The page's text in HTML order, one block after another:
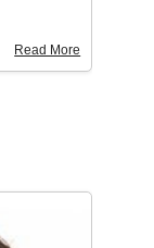
Read More